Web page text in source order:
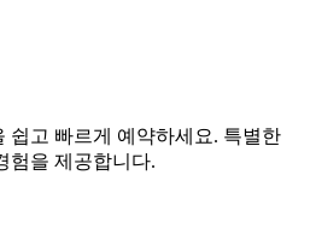
쉽고 빠르게 예약하세요. 특별한
험을 제공합니다.